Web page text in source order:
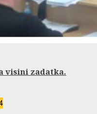
visini zadatka.